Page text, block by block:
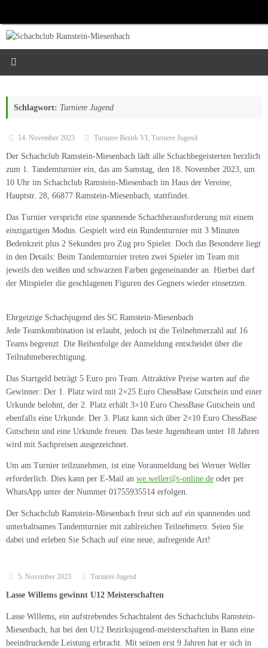
springen
Schlagwort: Turniere Jugend
14. November 2023 Turniere Bezirk VI , Turniere Jugend
Der Schachclub Ramstein-Miesenbach lädt alle Schachbegeisterten herzlich
zum 1. Tandemturnier ein, das am Samstag, den 18. November 2023, um
10 Uhr im Schachclub Ramstein-Miesenbach im Haus der Vereine,
Hauptstr. 28, 66877 Ramstein-Miesenbach, stattfindet.
Das Turnier verspricht eine spannende Schachherausforderung mit einem
einzigartigen Modus. Gespielt wird ein Rundenturnier mit 3 Minuten
Bedenkzeit plus 2 Sekunden pro Zug pro Spieler. Doch das Besondere liegt
in den Details: Beim Tandemturnier treten zwei Spieler im Team mit
jeweils den weißen und schwarzen Farben gegeneinander an. Hierbei darf
der Mitspieler die geschlagenen Figuren des Gegners wieder einsetzten.
Ehrgeizige Schachjugend des SC Ramstein-Miesenbach
Jede Teamkombination ist erlaubt, jedoch ist die Teilnehmerzahl auf 16
Teams begrenzt. Die Reihenfolge der Anmeldung entscheidet über die
Teilnahmeberechtigung.
Das Startgeld beträgt 5 Euro pro Team. Attraktive Preise warten auf die
Gewinner: Der 1. Platz wird mit 2×25 Euro ChessBase Gutschein und einer
Urkunde belohnt, der 2. Platz erhält 3×10 Euro ChessBase Gutschein und
ebenfalls eine Urkunde. Der 3. Platz kann sich über 2×10 Euro ChessBase
Gutschein und eine Urkunde freuen. Das beste Jugendteam unter 18 Jahren
wird mit Sachpreisen ausgezeichnet.
Um am Turnier teilzunehmen, ist eine Voranmeldung bei Werner Weller
erforderlich. Dies kann per E-Mail an we.weller@t-online.de oder per
WhatsApp unter der Nummer 01755935514 erfolgen.
Der Schachclub Ramstein-Miesenbach freut sich auf ein spannendes und
unterhaltsames Tandemturnier mit zahlreichen Teilnehmern. Seien Sie
dabei und erleben Sie Schach auf eine neue, aufregende Art!
5. November 2023 Turniere Jugend
Lasse Willems gewinnt U12 Meisterschaften
Lasse Willems, ein aufstrebendes Schachtalent des Schachclubs Ramstein-
Miesenbach, hat bei den U12 Bezirksjugend-meisterschaften in Bann eine
beeindruckende Leistung erbracht. Mit seinen erst 9 Jahren hat er sich in